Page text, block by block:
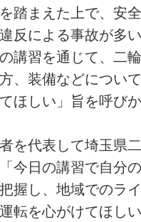
踏まえた上で、安
反による事故が多
講習を通じて、二
、装備などについ
ほしい」旨を呼びか
を代表して埼玉県
今日の講習で自分
握し、地域でのラ
転を心がけてほし